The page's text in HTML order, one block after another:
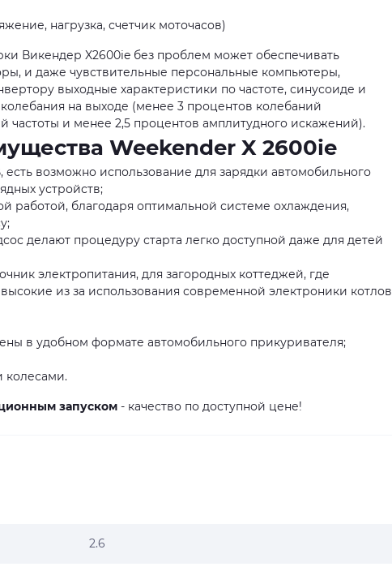
нагрузка, счетчик моточасов)
Викендер X2600ie без проблем может обеспечивать
и даже чувствительные персональные компьютеры,
выходные характеристики по частоте, синусоиде и
на выходе (менее 3 процентов колебаний
частоты и менее 2,5 процентов амплитудного искажений).
Weekender X 2600ie
есть возможно использование для зарядки автомобильного
устройств;
работой, благодаря оптимальной системе охлаждения,
делают процедуру старта легко доступной даже для детей
электропитания, для загородных коттеджей, где
из за использования современной электроники котлов
в удобном формате автомобильного прикуривателя;
колесами.
запуском - качество по доступной цене!
2.6